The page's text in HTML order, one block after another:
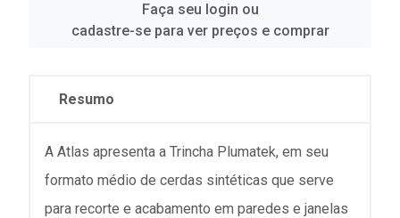
Faça seu login ou
cadastre-se para ver preços e comprar
Resumo
A Atlas apresenta a Trincha Plumatek, em seu
formato médio de cerdas sintéticas que serve
para recorte e acabamento em paredes e janelas